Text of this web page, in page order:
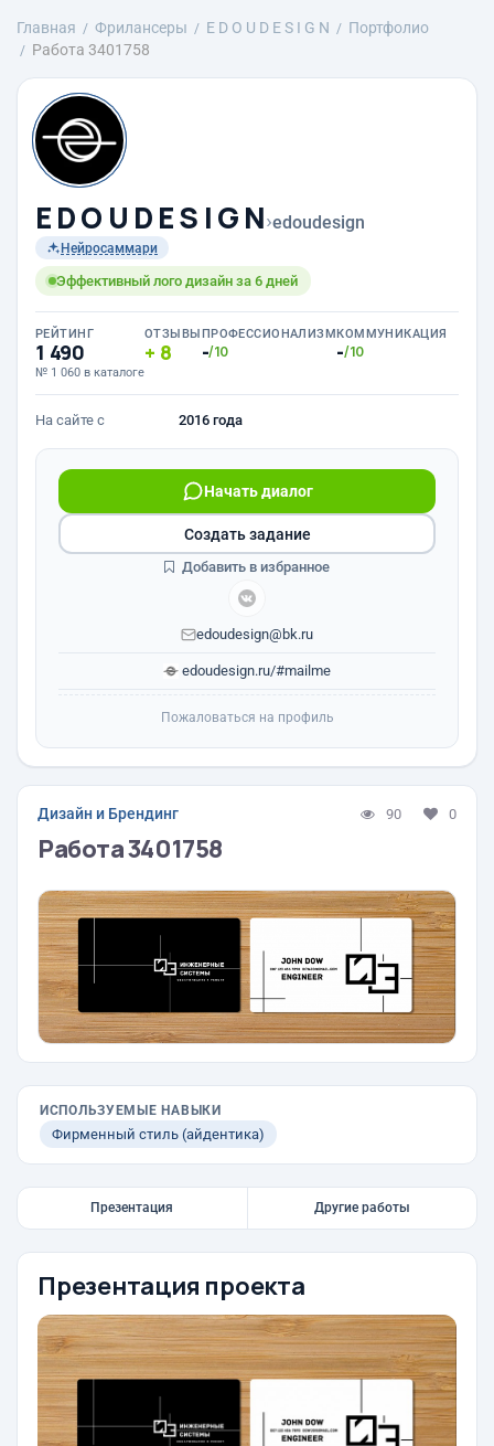
Главная Фрилансеры E D O U D E S I G N
Портфолио
Работа 3401758
E D O U D E S I G N›edoudesign
Нейросаммари
Эффективный лого дизайн за 6 дней
РЕЙТИНГ
1 490
№ 1 060 в каталоге
ОТЗЫВЫ
8
ПРОФЕССИОНАЛИЗМ
-/10
КОММУНИКАЦИЯ
-/10
На сайте с 2016 года
Начать диалог
edoudesign@bk.ru
edoudesign.ru/#mailme
Создать задание
Добавить в избранное
Пожаловаться на профиль
Дизайн и Брендинг 90 0
Работа 3401758
ИСПОЛЬЗУЕМЫЕ НАВЫКИ
Фирменный стиль (айдентика)
Презентация Другие работы
Презентация проекта